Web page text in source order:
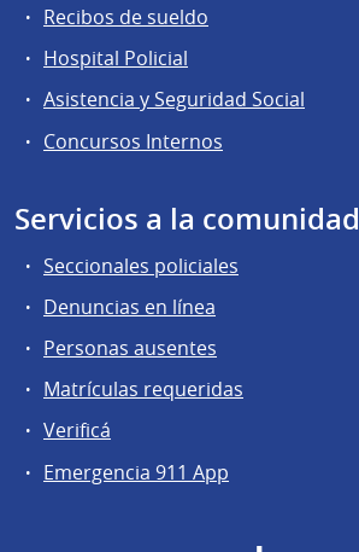
Recibos de sueldo
Hospital Policial
Asistencia y Seguridad Social
Concursos Internos
Servicios a la comunidad
Seccionales policiales
Denuncias en línea
Personas ausentes
Matrículas requeridas
Verificá
Emergencia 911 App